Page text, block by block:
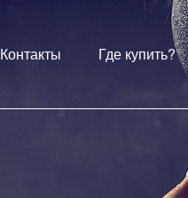
Контакты Где купить?